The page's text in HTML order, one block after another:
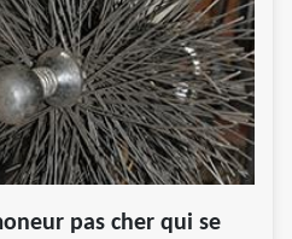
pas cher qui se